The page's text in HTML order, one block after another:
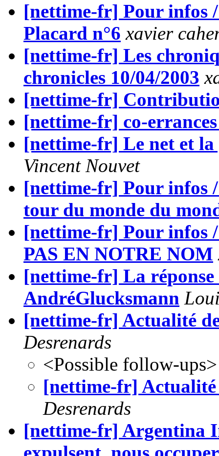
[nettime-fr] Pour infos
Placard n°6 xavier
[nettime-fr] Les
chronicles 10/04/2003
[nettime-fr]
[nettime-fr] co-
[nettime-fr] Le net et
Vincent Nouvet
[nettime-fr] Pour infos
tour du monde du
[nettime-fr] Pour infos
PAS EN NOTRE NOM
[nettime-fr] La
AndréGlucksmann
[nettime-fr] Actualité
Desrenards
<Possible follow-ups>
[nettime-fr] Actualité
Desrenards
[nettime-fr] Argentina